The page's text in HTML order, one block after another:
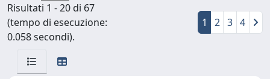
Risultati 1 - 20 di 67
(tempo di esecuzione:
0.058 secondi).
1 2 3 4